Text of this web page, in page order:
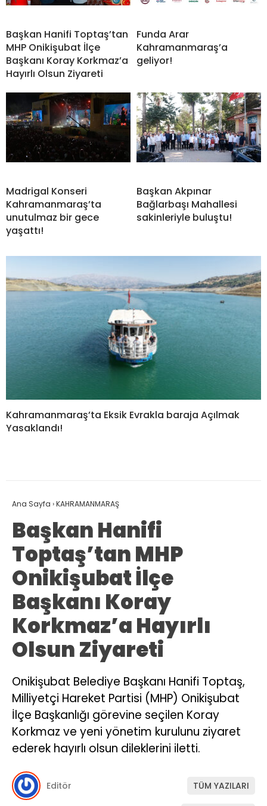
Başkan Hanifi Toptaş’tan
MHP Onikişubat İlçe
Başkanı Koray Korkmaz’a
Hayırlı Olsun Ziyareti
Funda Arar
Kahramanmaraş’a
geliyor!
Madrigal Konseri
Kahramanmaraş’ta
unutulmaz bir gece
yaşattı!
Başkan Akpınar
Bağlarbaşı Mahallesi
sakinleriyle buluştu!
Kahramanmaraş’ta Eksik Evrakla baraja Açılmak
Yasaklandı!
Ana Sayfa ›KAHRAMANMARAŞ
Başkan Hanifi
Toptaş’tan MHP
Onikişubat İlçe
Başkanı Koray
Korkmaz’a Hayırlı
Olsun Ziyareti
Onikişubat Belediye Başkanı Hanifi Toptaş,
Milliyetçi Hareket Partisi (MHP) Onikişubat
İlçe Başkanlığı görevine seçilen Koray
Korkmaz ve yeni yönetim kurulunu ziyaret
ederek hayırlı olsun dileklerini iletti.
Editör TÜM YAZILARI